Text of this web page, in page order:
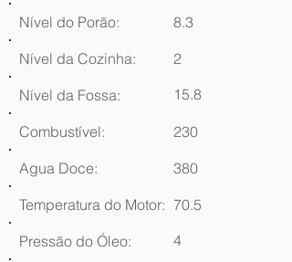
Nível do Porão:
8.3
Nível da Cozinha:
2
Nível da Fossa:
15.8
Combustível:
230
Agua Doce:
380
Temperatura do Motor: 70.5
Pressão do Óleo:
4